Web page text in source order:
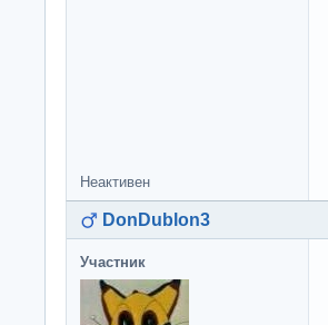
Неактивен
DonDublon3
Участник